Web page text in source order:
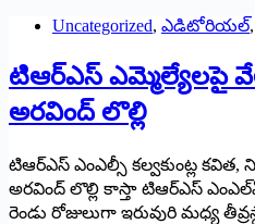
Uncategorized, ఎడిటోరియల్,
టిఆర్‌ఎస్‌ ఎమ్మెల్యేలపై
అరవింద్‌ ‌లొల్లి
టిఆర్‌ఎస్‌ ఎంఎల్సీ కల్వకుంట్ల
అరవింద్‌ ‌లొల్లి కాస్తా టిఆర్‌ఎస్‌
రెండు రోజులుగా ఇరువురి మధ్య